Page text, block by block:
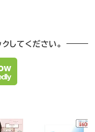
してください。